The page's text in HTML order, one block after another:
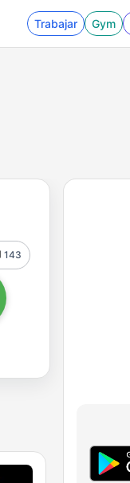
Trabajar Gym
143